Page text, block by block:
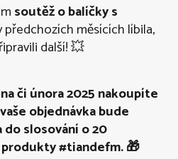
soutěž o balíčky s
předchozích měsících líbila,
další! 💥
či února 2025 nakoupíte
objednávka bude
slosování o 20
#tiandefm. 🎁